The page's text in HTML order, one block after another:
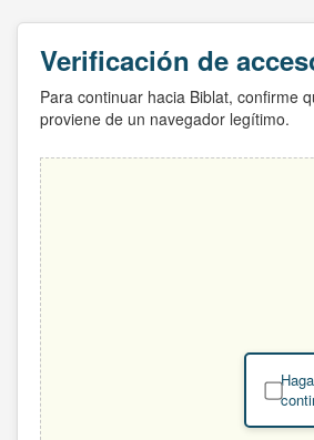
Verificación de
Para continuar hacia Biblat, confirme
proviene de un navegador legítimo.